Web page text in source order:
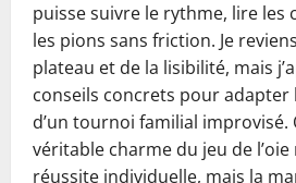
puisse suivre le rythme, lire les
les pions sans friction. Je
plateau et de la lisibilité, mais
conseils concrets pour adapter
d’un tournoi familial improvisé.
véritable charme du jeu de l’oie
réussite individuelle, mais la